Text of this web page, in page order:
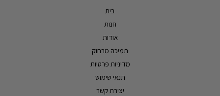
בית
חנות
אודות
תמיכה מרחוק
מדיניות פרטיות
תנאי שימוש
יצירת קשר